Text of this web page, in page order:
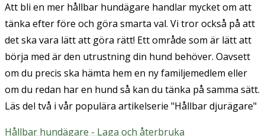
Att bli en mer hållbar hundägare handlar mycket om att
tänka efter före och göra smarta val. Vi tror också på att
det ska vara lätt att göra rätt! Ett område som är lätt att
börja med är den utrustning din hund behöver. Oavsett
om du precis ska hämta hem en ny familjemedlem eller
om du redan har en hund så kan du tänka på samma sätt.
Läs del två i vår populära artikelserie "Hållbar djurägare"
Hållbar hundägare - Laga och återbruka